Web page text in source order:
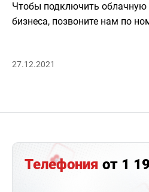
Чтобы подключить облачную
бизнеса, позвоните нам по
27.12.2021
Телефония от 1